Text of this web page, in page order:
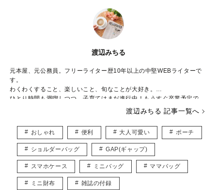
渡辺みちる
元本屋、元公務員。フリーライター歴10年以上の中堅WEBライターで
す。
わくわくすること、楽しいこと、旬なことが大好き。
ひとり時間も満喫しつつ、子育てはまだ進行中！もうすぐ卒業予定で
お届けしていきます。
渡辺みちる 記事一覧へ
おしゃれ 便利 大人可愛い ポーチ
ショルダーバッグ GAP(ギャップ)
スマホケース ミニバッグ ママバッグ
ミニ財布 雑誌の付録